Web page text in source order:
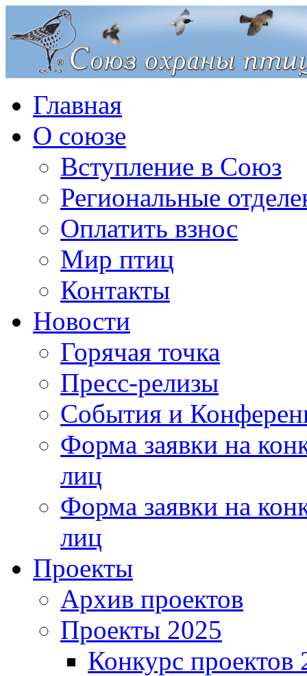
Главная
О союзе
Вступление в Союз
Региональные
Оплатить взнос
Мир птиц
Контакты
Новости
Горячая точка
Пресс-релизы
События и
Форма заявки на
лиц
Форма заявки на
лиц
Проекты
Архив проектов
Проекты 2025
Конкурс проектов